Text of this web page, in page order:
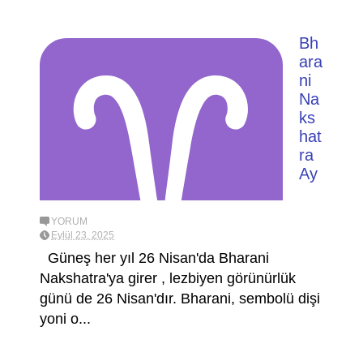
Bh
ara
ni
Na
ks
hat
ra
Ay
YORUM
Eylül 23, 2025
Güneş her yıl 26 Nisan'da Bharani
Nakshatra'ya girer , lezbiyen görünürlük
günü de 26 Nisan'dır. Bharani, sembolü dişi
yoni o...